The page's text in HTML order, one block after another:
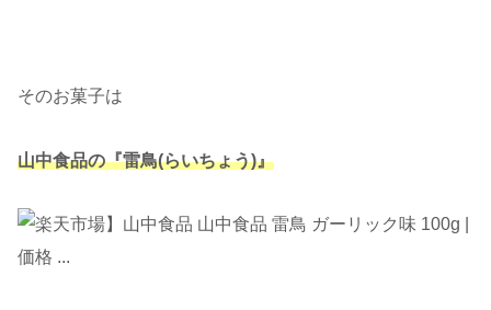
そのお菓子は
山中食品の『雷鳥(らいちょう)』